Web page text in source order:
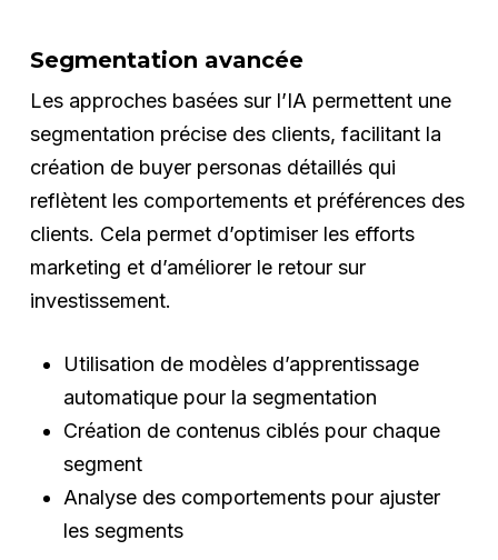
Segmentation avancée
Les approches basées sur l’IA permettent une
segmentation précise des clients, facilitant la
création de buyer personas détaillés qui
reflètent les comportements et préférences des
clients. Cela permet d’optimiser les efforts
marketing et d’améliorer le retour sur
investissement.
Utilisation de modèles d’apprentissage
automatique pour la segmentation
Création de contenus ciblés pour chaque
segment
Analyse des comportements pour ajuster
les segments